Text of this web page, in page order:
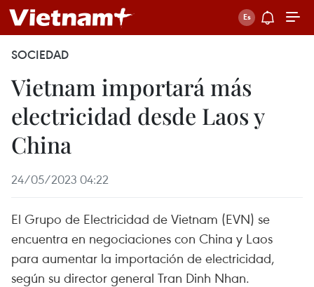
SOCIEDAD
Vietnam importará más
electricidad desde Laos y
China
24/05/2023 04:22
El Grupo de Electricidad de Vietnam (EVN) se
encuentra en negociaciones con China y Laos
para aumentar la importación de electricidad,
según su director general Tran Dinh Nhan.